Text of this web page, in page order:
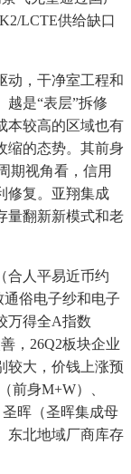
LCTE供给缺口
，干净室工程和
越是“表层”拆修
本较高的区域也有
缩的态势。其前身
期视角看，信用
修复。亚翔集成
量翻新新模式和老
人平易近币约
俗电子纱和电子
万得全A指数
，26Q2板块企业
较大，价钱上涨预
前身M+W）、
晖（圣晖集成母
东北地域厂商库存